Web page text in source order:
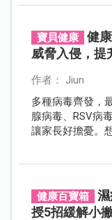
寶貝健康
健
威脅入侵，提
作者： Jiun
多種病毒齊發，
腺病毒、RSV病
讓家長好擔憂。
健康百寶箱
授5招緩解小